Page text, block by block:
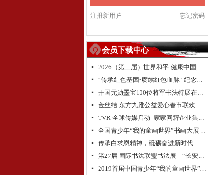
忘记密码
注册新用户
会员下载中心
넷 2026（第二届）世界和平·健康中国|全球华人福运五洲·世界和平祈愿盛典暨全球华侨华人送“福”活动
넷 “传承红色基因•赓续红色血脉” 纪念中国人民抗日战争暨世界反法西斯战争胜利 80 周年
넷 开国元勋墨宝100位将军书法特展在高唐举办
넷 金丝结·东方九雅公益爱心春节联欢晚会隆重举行
넷 TVR 全球传媒启动 -家家同辉企业集团成立 新闻发布会在浙江.乌镇隆重举行
넷 全国青少年“我的童画世界”书画大展大型公益活动北京总决赛颁奖典礼
넷 传承白求恩精神，砥砺奋进新时代 纪念白求恩80周年研讨会
넷 第27届 国际书法联盟书法展—“长安国际书法邀请展”在西安大明宫国家遗址公园丹凤门博物馆启幕
넷 2019首届中国青少年“我的童画世界”书画大展启动仪式在长城脚下拉开帷幕